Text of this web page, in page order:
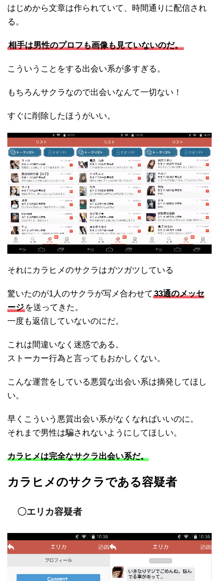
はじめから文章は作られていて、時間通りに配信され
る。
相手は男性のプロフも画像も見ていないのだ。
こういうことをする出会い系が多すぎる。
もちろんサクラなので出会いなんて一切ない！
すぐに削除したほうがいい。
それにカラヒメのサクラはガツガツしている
驚いたのが1人のサクラが写メ合わせて 33通のメッセ
ージ を送ってきた。
一度も返信していないのにだ。
これは間違いなく迷惑である。
ストーカー行為と言ってもおかしくない。
こんな運営をしている悪質な出会い系は摘発してほし
い。
早くこういう悪質出会い系がなくなればいいのに。
それまで男性は騙されないようにしてほしい。
カラヒメは完全なサクラ出会い系だ。
カラヒメのサクラである容疑者
〇エリカ容疑者